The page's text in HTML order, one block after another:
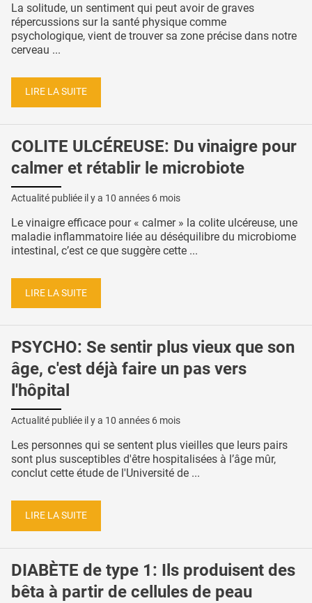
La solitude, un sentiment qui peut avoir de graves
répercussions sur la santé physique comme
psychologique, vient de trouver sa zone précise dans notre
cerveau ...
LIRE LA SUITE
COLITE ULCÉREUSE: Du vinaigre pour
calmer et rétablir le microbiote
Actualité publiée il y a 10 années 6 mois
Le vinaigre efficace pour « calmer » la colite ulcéreuse, une
maladie inflammatoire liée au déséquilibre du microbiome
intestinal, c’est ce que suggère cette ...
LIRE LA SUITE
PSYCHO: Se sentir plus vieux que son
âge, c'est déjà faire un pas vers
l'hôpital
Actualité publiée il y a 10 années 6 mois
Les personnes qui se sentent plus vieilles que leurs pairs
sont plus susceptibles d'être hospitalisées à l’âge mûr,
conclut cette étude de l'Université de ...
LIRE LA SUITE
DIABÈTE de type 1: Ils produisent des
bêta à partir de cellules de peau